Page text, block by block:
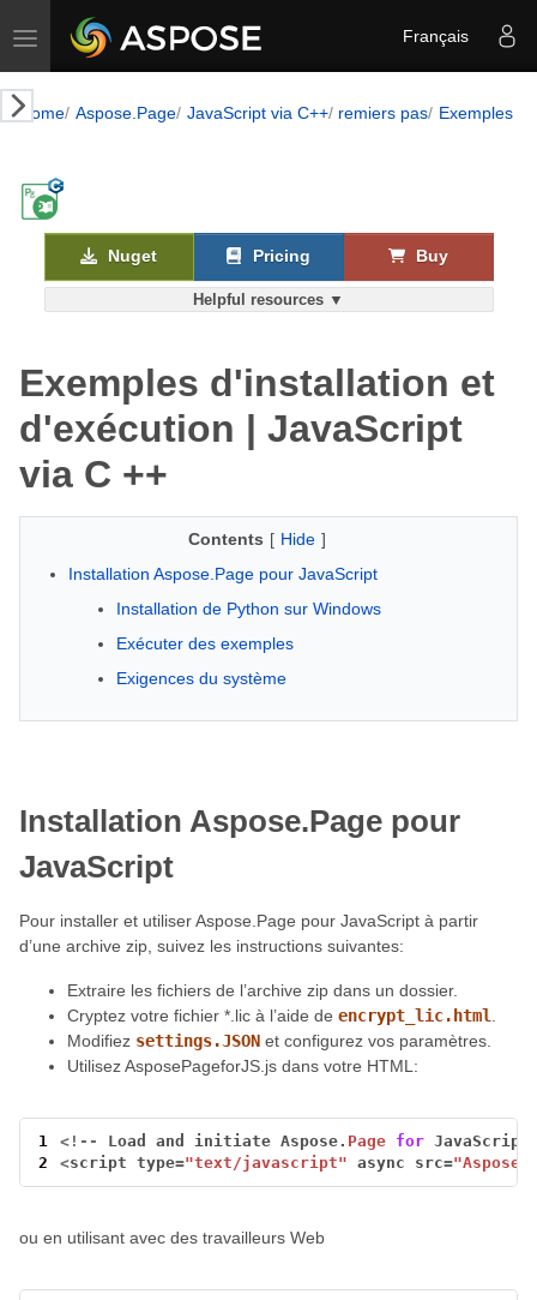
Toggle navigation Français
Home Aspose.Page JavaScript via C++ remiers pas Exemples
Helpful resources ▼
Nuget Pricing Buy
Exemples d'installation et
d'exécution | JavaScript
via C ++
Contents [ Hide ]
Installation Aspose.Page pour JavaScript
Installation de Python sur Windows
Exécuter des exemples
Exigences du système
Installation Aspose.Page pour
JavaScript
Pour installer et utiliser Aspose.Page pour JavaScript à partir
d’une archive zip, suivez les instructions suivantes:
Extraire les fichiers de l’archive zip dans un dossier.
Cryptez votre fichier *.lic à l’aide de encrypt_lic.html.
Modifiez settings.JSON et configurez vos paramètres.
Utilisez AsposePageforJS.js dans votre HTML:
1 <!-- Load and initiate Aspose. Page for JavaScript
2
<script type="text/javascript" async src=
ou en utilisant avec des travailleurs Web